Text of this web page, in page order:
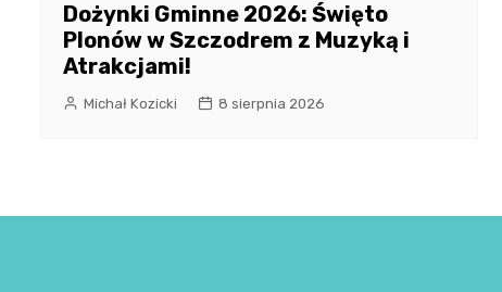
Dożynki Gminne 2026: Święto
Plonów w Szczodrem z Muzyką i
Atrakcjami!
Michał Kozicki 8 sierpnia 2026